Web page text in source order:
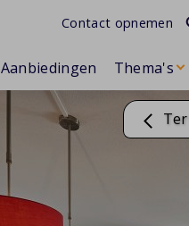
Contact opnemen
Aanbiedingen Thema's